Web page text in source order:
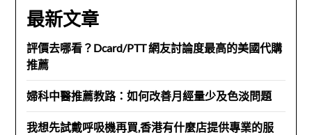
最新文章
評價去哪看？Dcard/PTT 網友討論度最高的美國代購
推薦
婦科中醫推薦教路：如何改善月經量少及色淡問題
我想先試戴呼吸機再買,香港有什麼店提供專業的服